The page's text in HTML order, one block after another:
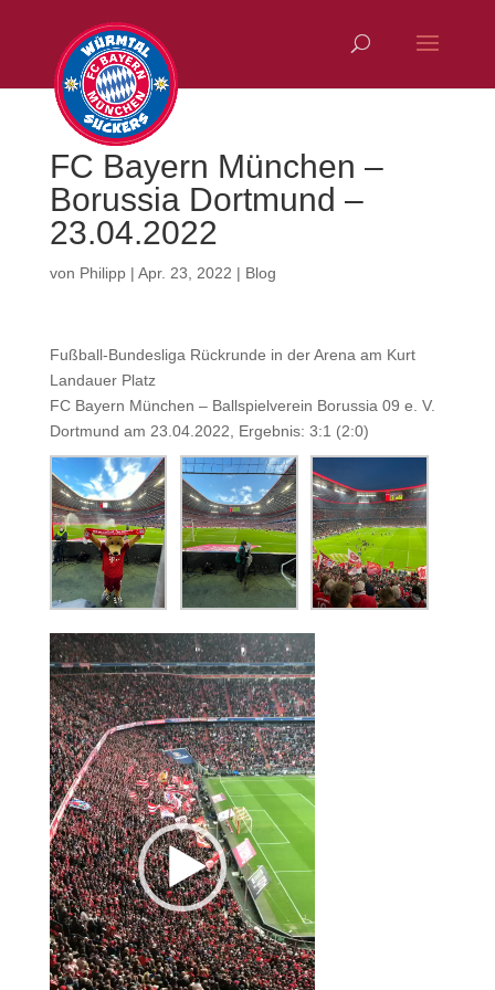
FC Bayern München –
Borussia Dortmund –
23.04.2022
von Philipp| Apr. 23, 2022 | Blog
Fußball-Bundesliga Rückrunde in der Arena am Kurt
Landauer Platz
FC Bayern München – Ballspielverein Borussia 09 e. V.
Dortmund am 23.04.2022, Ergebnis: 3:1 (2:0)
Video-
Player